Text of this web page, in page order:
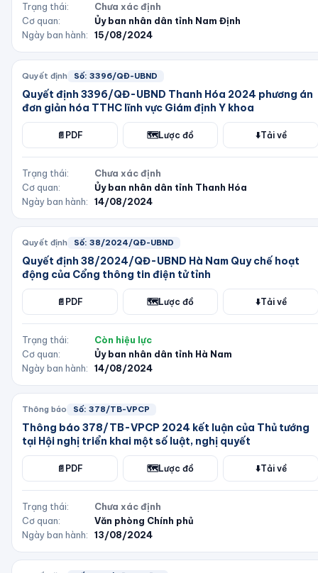
Trạng thái:
Chưa xác định
Cơ quan:
Ủy ban nhân dân tỉnh Nam Định
Ngày ban hành:
15/08/2024
Quyết định Số: 3396/QĐ-UBND
Quyết định 3396/QĐ-UBND Thanh Hóa 2024 phương án
đơn giản hóa TTHC lĩnh vực Giám định Y khoa
📄 PDF 🗺️Lược đồ ⬇️Tải về
Trạng thái:
Chưa xác định
Cơ quan:
Ủy ban nhân dân tỉnh Thanh Hóa
Ngày ban hành:
14/08/2024
Quyết định Số: 38/2024/QĐ-UBND
Quyết định 38/2024/QĐ-UBND Hà Nam Quy chế hoạt
động của Cổng thông tin điện tử tỉnh
📄 PDF 🗺️Lược đồ ⬇️Tải về
Trạng thái:
Còn hiệu lực
Cơ quan:
Ủy ban nhân dân tỉnh Hà Nam
Ngày ban hành:
14/08/2024
Thông báo Số: 378/TB-VPCP
Thông báo 378/TB-VPCP 2024 kết luận của Thủ tướng
tại Hội nghị triển khai một số luật, nghị quyết
📄 PDF 🗺️Lược đồ ⬇️Tải về
Trạng thái:
Chưa xác định
Cơ quan:
Văn phòng Chính phủ
Ngày ban hành:
13/08/2024